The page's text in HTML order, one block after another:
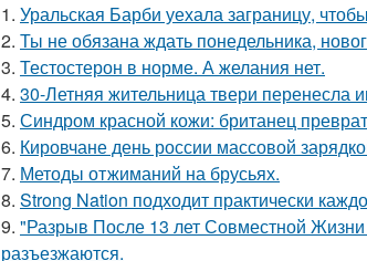
1. Уральская Барби уехала заграницу,
2. Ты не обязана ждать понедельника,
3. Тестостерон в норме. А желания нет.
4. 30-Летняя жительница твери перенесла
5. Синдром красной кожи: британец
6. Кировчане день россии массовой
7. Методы отжиманий на брусьях.
8. Strong Nation подходит практически
9. "Разрыв После 13 лет Совместной
разъезжаются.